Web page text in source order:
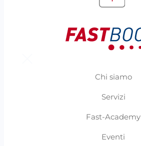
Chi siamo
Servizi
Fast-Academy
Eventi